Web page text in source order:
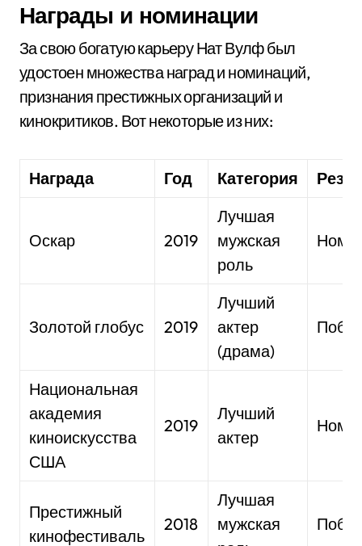
Награды и номинации
За свою богатую карьеру Нат Вулф был
удостоен множества наград и номинаций,
признания престижных организаций и
кинокритиков. Вот некоторые из них:
Награда Год Категория
Оскар 2019
Лучшая
мужская
роль
Золотой глобус 2019
Лучший
актер
(драма)
Национальная
академия
киноискусства
США
2019
Лучший
актер
Престижный
кинофестиваль
2018
Лучшая
мужская